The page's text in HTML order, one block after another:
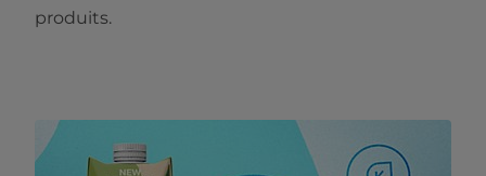
produits.